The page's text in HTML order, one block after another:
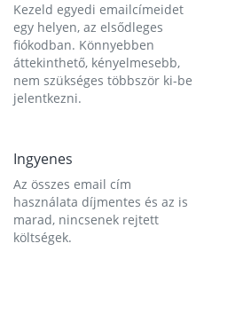
Kezeld egyedi emailcímeidet
egy helyen, az elsődleges
fiókodban. Könnyebben
áttekinthető, kényelmesebb,
nem szükséges többször ki-be
jelentkezni.
Ingyenes
Az összes email cím
használata díjmentes és az is
marad, nincsenek rejtett
költségek.